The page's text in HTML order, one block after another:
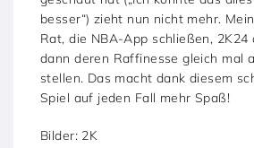
besser“) zieht nun nicht mehr.
Rat, die NBA-App schließen,
dann deren Raffinesse gleich mal
stellen. Das macht dank diesem
Spiel auf jeden Fall mehr Spaß!
Bilder: 2K